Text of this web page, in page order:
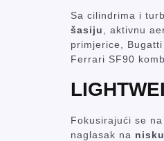
Sa cilindrima i
šasiju
, aktivnu
primjerice,
Ferrari SF90
Fokusirajući se
naglasak na